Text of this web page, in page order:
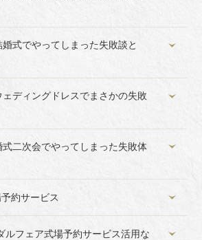
式でやってしまった失敗談と
ディングドレスでまさかの失敗
二次会でやってしまった失敗体
約サービス
ルフェア式場予約サービス活用な